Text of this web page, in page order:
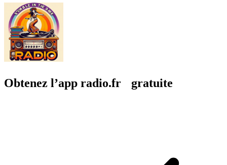
Obtenez l’app radio.fr gratuite